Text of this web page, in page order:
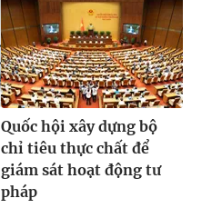
Quốc hội xây dựng bộ
chỉ tiêu thực chất để
giám sát hoạt động tư
pháp